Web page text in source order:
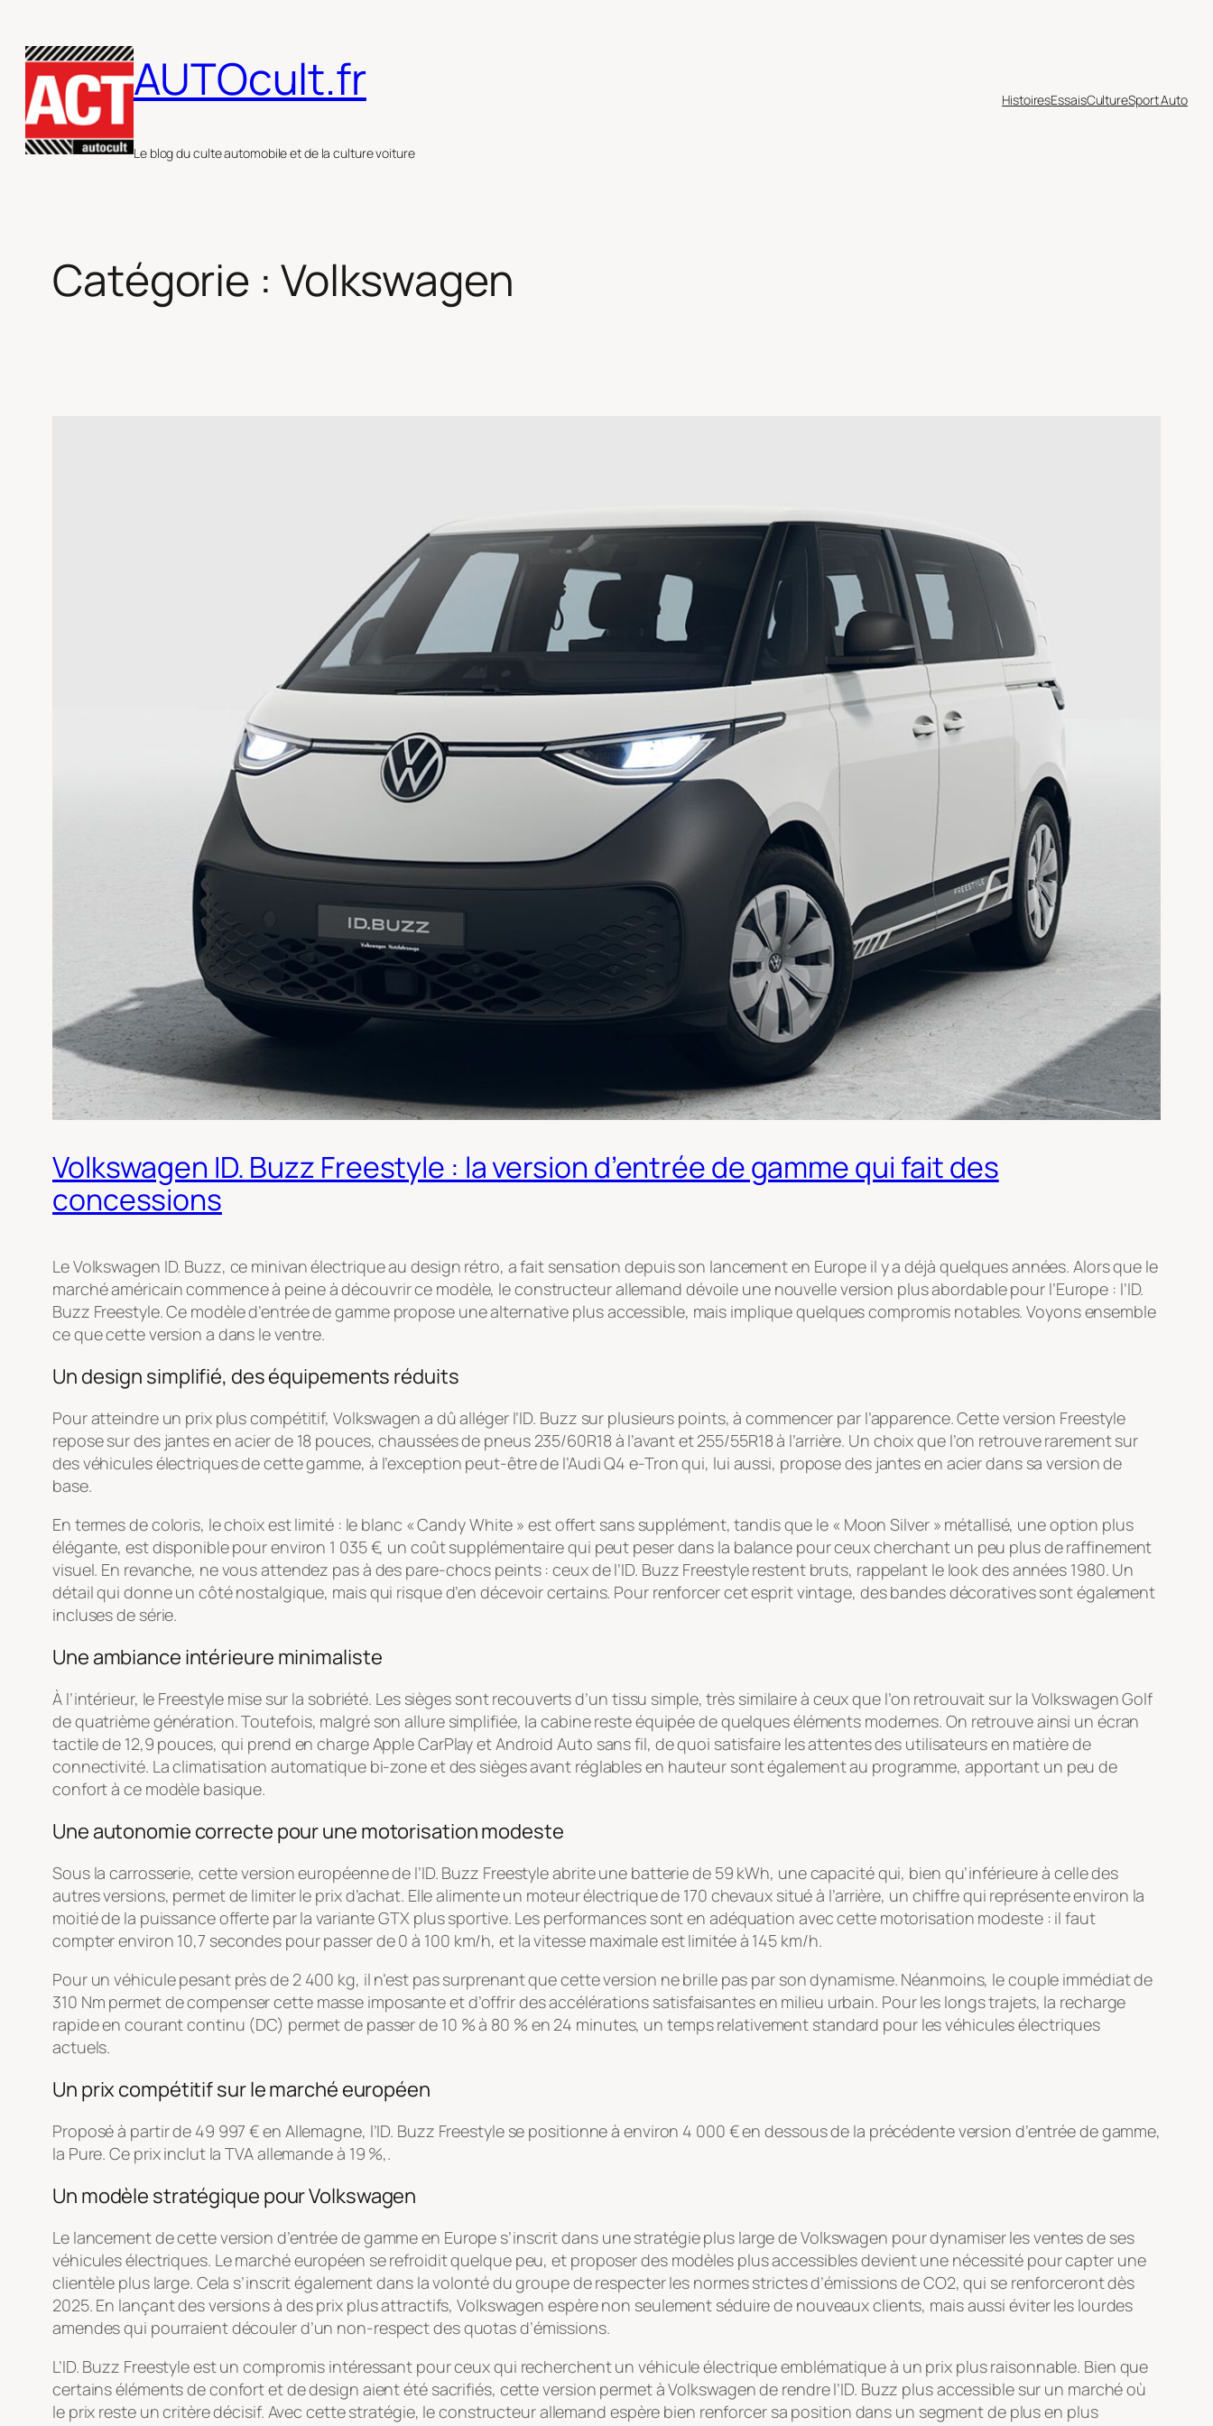
au
contenu
AUTOcult.fr
Le blog du culte automobile et de la culture voiture
HistoiresEssaisCultureSport Auto
Catégorie : Volkswagen
Volkswagen ID. Buzz Freestyle : la version d’entrée de gamme qui fait des
concessions
Le Volkswagen ID. Buzz, ce minivan électrique au design rétro, a fait sensation depuis son lancement en Europe il y a déjà quelques années. Alors que le
marché américain commence à peine à découvrir ce modèle, le constructeur allemand dévoile une nouvelle version plus abordable pour l’Europe : l’ID.
Buzz Freestyle. Ce modèle d’entrée de gamme propose une alternative plus accessible, mais implique quelques compromis notables. Voyons ensemble
ce que cette version a dans le ventre.
Un design simplifié, des équipements réduits
Pour atteindre un prix plus compétitif, Volkswagen a dû alléger l’ID. Buzz sur plusieurs points, à commencer par l’apparence. Cette version Freestyle
repose sur des jantes en acier de 18 pouces, chaussées de pneus 235/60R18 à l’avant et 255/55R18 à l’arrière. Un choix que l’on retrouve rarement sur
des véhicules électriques de cette gamme, à l’exception peut-être de l’Audi Q4 e-Tron qui, lui aussi, propose des jantes en acier dans sa version de
base.
En termes de coloris, le choix est limité : le blanc « Candy White » est offert sans supplément, tandis que le « Moon Silver » métallisé, une option plus
élégante, est disponible pour environ 1 035 €, un coût supplémentaire qui peut peser dans la balance pour ceux cherchant un peu plus de raffinement
visuel. En revanche, ne vous attendez pas à des pare-chocs peints : ceux de l’ID. Buzz Freestyle restent bruts, rappelant le look des années 1980. Un
détail qui donne un côté nostalgique, mais qui risque d’en décevoir certains. Pour renforcer cet esprit vintage, des bandes décoratives sont également
incluses de série.
Une ambiance intérieure minimaliste
À l’intérieur, le Freestyle mise sur la sobriété. Les sièges sont recouverts d’un tissu simple, très similaire à ceux que l’on retrouvait sur la Volkswagen Golf
de quatrième génération. Toutefois, malgré son allure simplifiée, la cabine reste équipée de quelques éléments modernes. On retrouve ainsi un écran
tactile de 12,9 pouces, qui prend en charge Apple CarPlay et Android Auto sans fil, de quoi satisfaire les attentes des utilisateurs en matière de
connectivité. La climatisation automatique bi-zone et des sièges avant réglables en hauteur sont également au programme, apportant un peu de
confort à ce modèle basique.
Une autonomie correcte pour une motorisation modeste
Sous la carrosserie, cette version européenne de l’ID. Buzz Freestyle abrite une batterie de 59 kWh, une capacité qui, bien qu’inférieure à celle des
autres versions, permet de limiter le prix d’achat. Elle alimente un moteur électrique de 170 chevaux situé à l’arrière, un chiffre qui représente environ la
moitié de la puissance offerte par la variante GTX plus sportive. Les performances sont en adéquation avec cette motorisation modeste : il faut
compter environ 10,7 secondes pour passer de 0 à 100 km/h, et la vitesse maximale est limitée à 145 km/h.
Pour un véhicule pesant près de 2 400 kg, il n’est pas surprenant que cette version ne brille pas par son dynamisme. Néanmoins, le couple immédiat de
310 Nm permet de compenser cette masse imposante et d’offrir des accélérations satisfaisantes en milieu urbain. Pour les longs trajets, la recharge
rapide en courant continu (DC) permet de passer de 10 % à 80 % en 24 minutes, un temps relativement standard pour les véhicules électriques
actuels.
Un prix compétitif sur le marché européen
Proposé à partir de 49 997 € en Allemagne, l’ID. Buzz Freestyle se positionne à environ 4 000 € en dessous de la précédente version d’entrée de gamme,
la Pure. Ce prix inclut la TVA allemande à 19 %,.
Un modèle stratégique pour Volkswagen
Le lancement de cette version d’entrée de gamme en Europe s’inscrit dans une stratégie plus large de Volkswagen pour dynamiser les ventes de ses
véhicules électriques. Le marché européen se refroidit quelque peu, et proposer des modèles plus accessibles devient une nécessité pour capter une
clientèle plus large. Cela s’inscrit également dans la volonté du groupe de respecter les normes strictes d’émissions de CO2, qui se renforceront dès
2025. En lançant des versions à des prix plus attractifs, Volkswagen espère non seulement séduire de nouveaux clients, mais aussi éviter les lourdes
amendes qui pourraient découler d’un non-respect des quotas d’émissions.
L’ID. Buzz Freestyle est un compromis intéressant pour ceux qui recherchent un véhicule électrique emblématique à un prix plus raisonnable. Bien que
certains éléments de confort et de design aient été sacrifiés, cette version permet à Volkswagen de rendre l’ID. Buzz plus accessible sur un marché où
le prix reste un critère décisif. Avec cette stratégie, le constructeur allemand espère bien renforcer sa position dans un segment de plus en plus